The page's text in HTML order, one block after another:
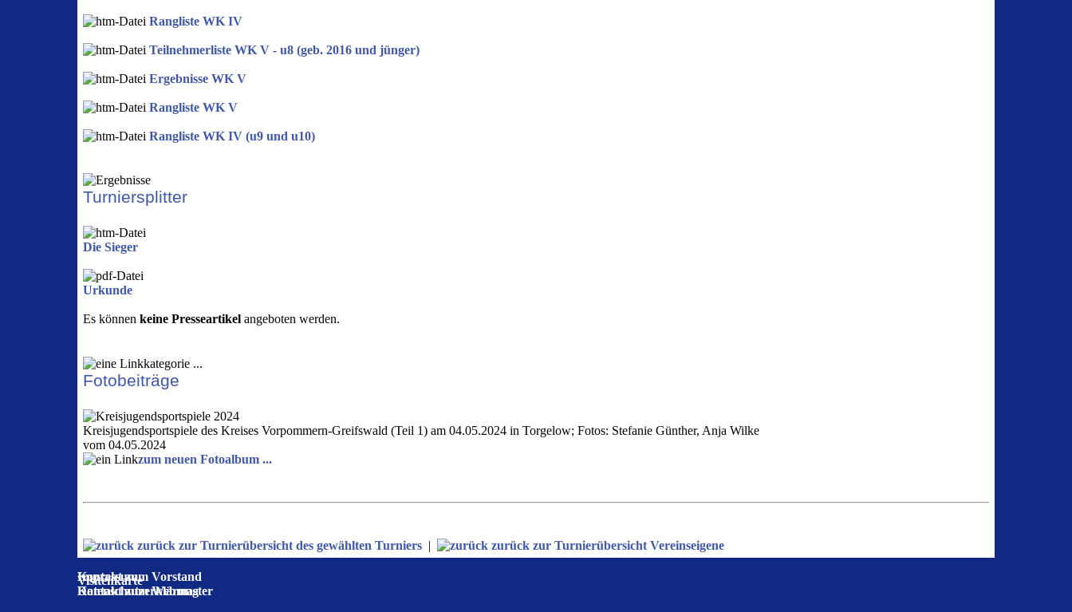
Rangliste WK IV
Teilnehmerliste WK V - u8 (geb. 2016 und jünger)
Ergebnisse WK V
Rangliste WK V
Rangliste WK IV (u9 und u10)
Turniersplitter
Die Sieger
Urkunde
Es könnenkeine Presseartikel angeboten werden.
Fotobeiträge
Kreisjugendsportspiele des Kreises Vorpommern-Greifswald (Teil 1) am 04.05.2024 in Torgelow; Fotos: Stefanie Günther, Anja Wilke
vom 04.05.2024
zum neuen Fotoalbum ...
zurück zur Turnierübersicht des gewählten Turniers | zurück zur Turnierübersicht Vereinseigene
Impressum
Datenschutzerklärung
Kontakt zum Vorstand
Kontakt zum Webmaster
Visitenkarte